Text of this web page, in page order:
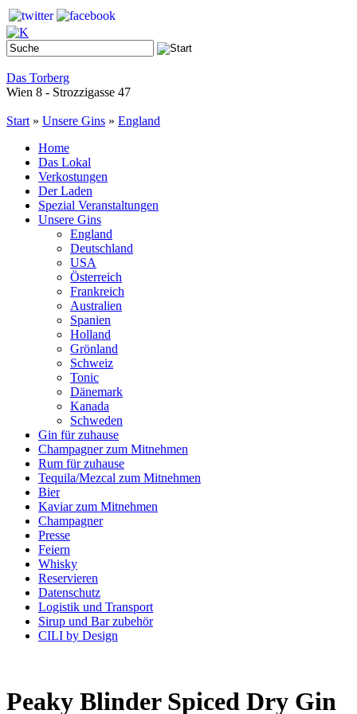
Das Torberg
Wien 8 - Strozzigasse 47
Start » Unsere Gins » England
Home
Das Lokal
Verkostungen
Der Laden
Spezial Veranstaltungen
Unsere Gins
England
Deutschland
USA
Österreich
Frankreich
Australien
Spanien
Holland
Grönland
Schweiz
Tonic
Dänemark
Kanada
Schweden
Gin für zuhause
Champagner zum Mitnehmen
Rum für zuhause
Tequila/Mezcal zum Mitnehmen
Bier
Kaviar zum Mitnehmen
Champagner
Presse
Feiern
Whisky
Reservieren
Datenschutz
Logistik und Transport
Sirup und Bar zubehör
CILI by Design
Peaky Blinder Spiced Dry Gin